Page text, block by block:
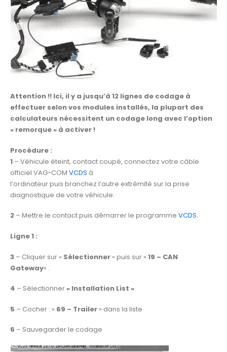
Attention !! Ici, il y a jusqu’à 12 lignes de codage à
effectuer selon vos modules installés, la plupart des
calculateurs nécessitent un codage long avec l’option
« remorque » à activer !
Procédure :
1 – Véhicule éteint, contact coupé, connectez votre câble
officiel VAG-COM VCDS à
l’ordinateur puis branchez l’autre extrémité sur la prise
diagnostique de votre véhicule.
2 – Mettre le contact puis démarrer le programme VCDS.
Ligne 1 :
3 – Cliquer sur « Sélectionner » puis sur « 19 – CAN
Gateway« .
4 – Sélectionner « Installation List »
5 – Cocher : « 69 – Trailer » dans la liste
6 – Sauvegarder le codage